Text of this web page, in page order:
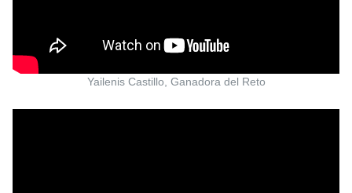
Yailenis Castillo, Ganadora del Reto